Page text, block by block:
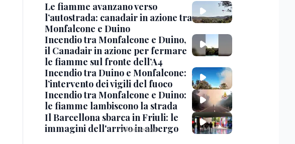
Le fiamme avanzano verso
l’autostrada: canadair in azione tra
Monfalcone e Duino
Incendio tra Monfalcone e Duino,
il Canadair in azione per fermare
le fiamme sul fronte dell’A4
Incendio tra Duino e Monfalcone:
l’intervento dei vigili del fuoco
Incendio tra Monfalcone e Duino:
le fiamme lambiscono la strada
Il Barcellona sbarca in Friuli: le
immagini dell'arrivo in albergo